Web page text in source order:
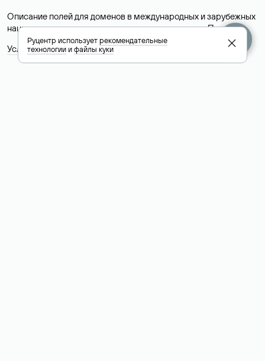
Описание полей для доменов в международных и зарубежных
национальных доменах представлены в разделе «Помощь».
Условия использования Whois-сервиса
Руцентр используетрекомендательные
технологииифайлы куки